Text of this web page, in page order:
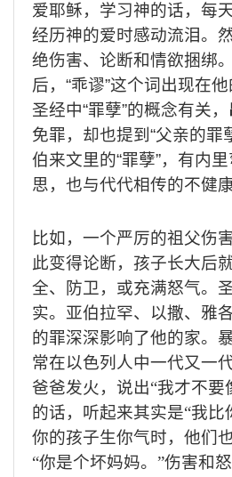
爱耶稣，学习神的话，每
经历神的爱时感动流泪。
绝伤害、论断和情欲捆绑
后， “乖谬”这个词出现在
圣经中“罪孽”的概念有关，
免罪，却也提到 “父亲的罪
伯来文里的“罪孽”，有内
思，也与代代相传的不健
比如，一个严厉的祖父伤
此变得论断，孩子长大后
全、防卫，或充满怒气。
实。亚伯拉罕、以撒、雅
的罪深深影响了他的家。
常在以色列人中一代又一
爸爸发火，说出“我才不要
的话，听起来其实是“我比
你的孩子生你气时，他们
“你是个坏妈妈。”伤害和